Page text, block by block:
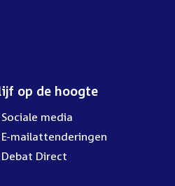
op de hoogte
Sociale media
E-mailattenderingen
Debat Direct